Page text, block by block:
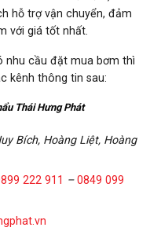
hỗ trợ vận chuyển, đảm
với giá tốt nhất.
nhu cầu đặt mua bơm thì
kênh thông tin sau:
Thái Hưng Phát
Bích, Hoàng Liệt, Hoàng
222 911 –0849 099